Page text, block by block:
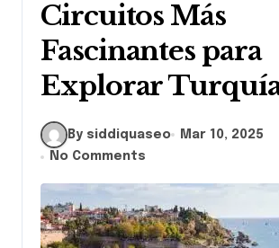
Circuitos Más
Fascinantes para
Explorar
By siddiquaseo
Mar 10, 2025
No Comments